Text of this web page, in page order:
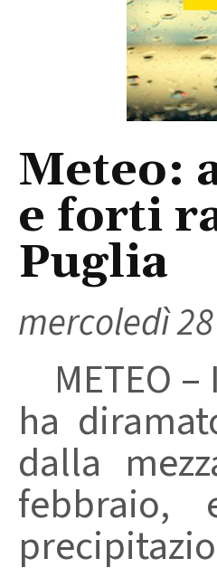
Meteo:
e forti
Puglia
mercoledì
METEO
ha
dalla